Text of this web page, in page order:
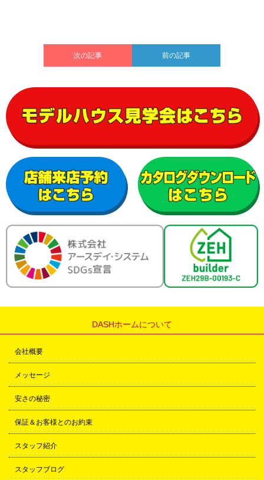
次の記事 前の記事
DASHホームについて
会社概要
メッセージ
安さの秘密
保証＆お客様とのお約束
スタッフ紹介
スタッフブログ